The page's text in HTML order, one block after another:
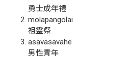
勇士成年禮
molapangolai
祖靈祭
asavasavahe
男性青年